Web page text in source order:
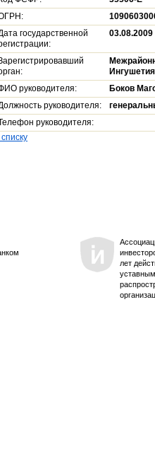
государственной
03.08.2009
Ингушетия
руководителя:
Боков
руководителя:
руководителя:
списку
лет